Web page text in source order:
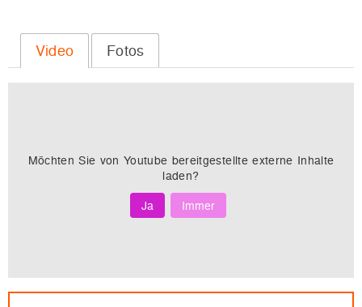
Video Fotos
Möchten Sie von Youtube bereitgestellte externe Inhalte
laden?
Ja
Immer